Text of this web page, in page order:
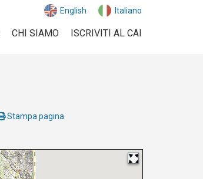
English Italiano
CHI SIAMO ISCRIVITI AL CAI
Stampa pagina